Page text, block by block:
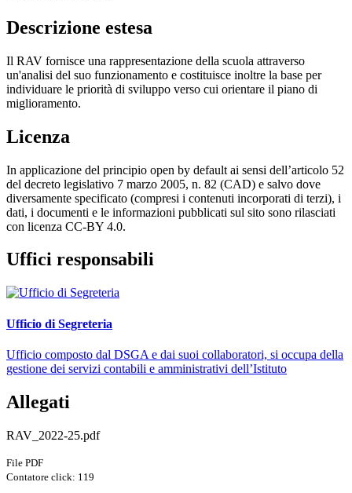
Descrizione estesa
Il RAV fornisce una rappresentazione della scuola attraverso
un'analisi del suo funzionamento e costituisce inoltre la base per
individuare le priorità di sviluppo verso cui orientare il piano di
miglioramento.
Licenza
In applicazione del principio open by default ai sensi dell’articolo 52
del decreto legislativo 7 marzo 2005, n. 82 (CAD) e salvo dove
diversamente specificato (compresi i contenuti incorporati di terzi), i
dati, i documenti e le informazioni pubblicati sul sito sono rilasciati
con licenza CC-BY 4.0.
Uffici responsabili
Ufficio di Segreteria
Ufficio composto dal DSGA e dai suoi collaboratori, si occupa della
gestione dei servizi contabili e amministrativi dell’Istituto
Allegati
RAV_2022-25.pdf
File PDF
Contatore click: 119